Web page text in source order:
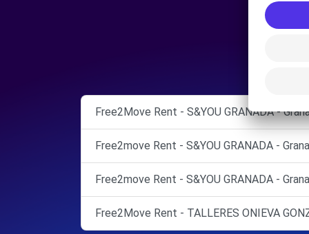
Free2Move Rent - S&YOU GRANADA -
Free2move Rent - S&YOU GRANADA -
Free2move Rent - S&YOU GRANADA -
Free2Move Rent - TALLERES ONIEVA